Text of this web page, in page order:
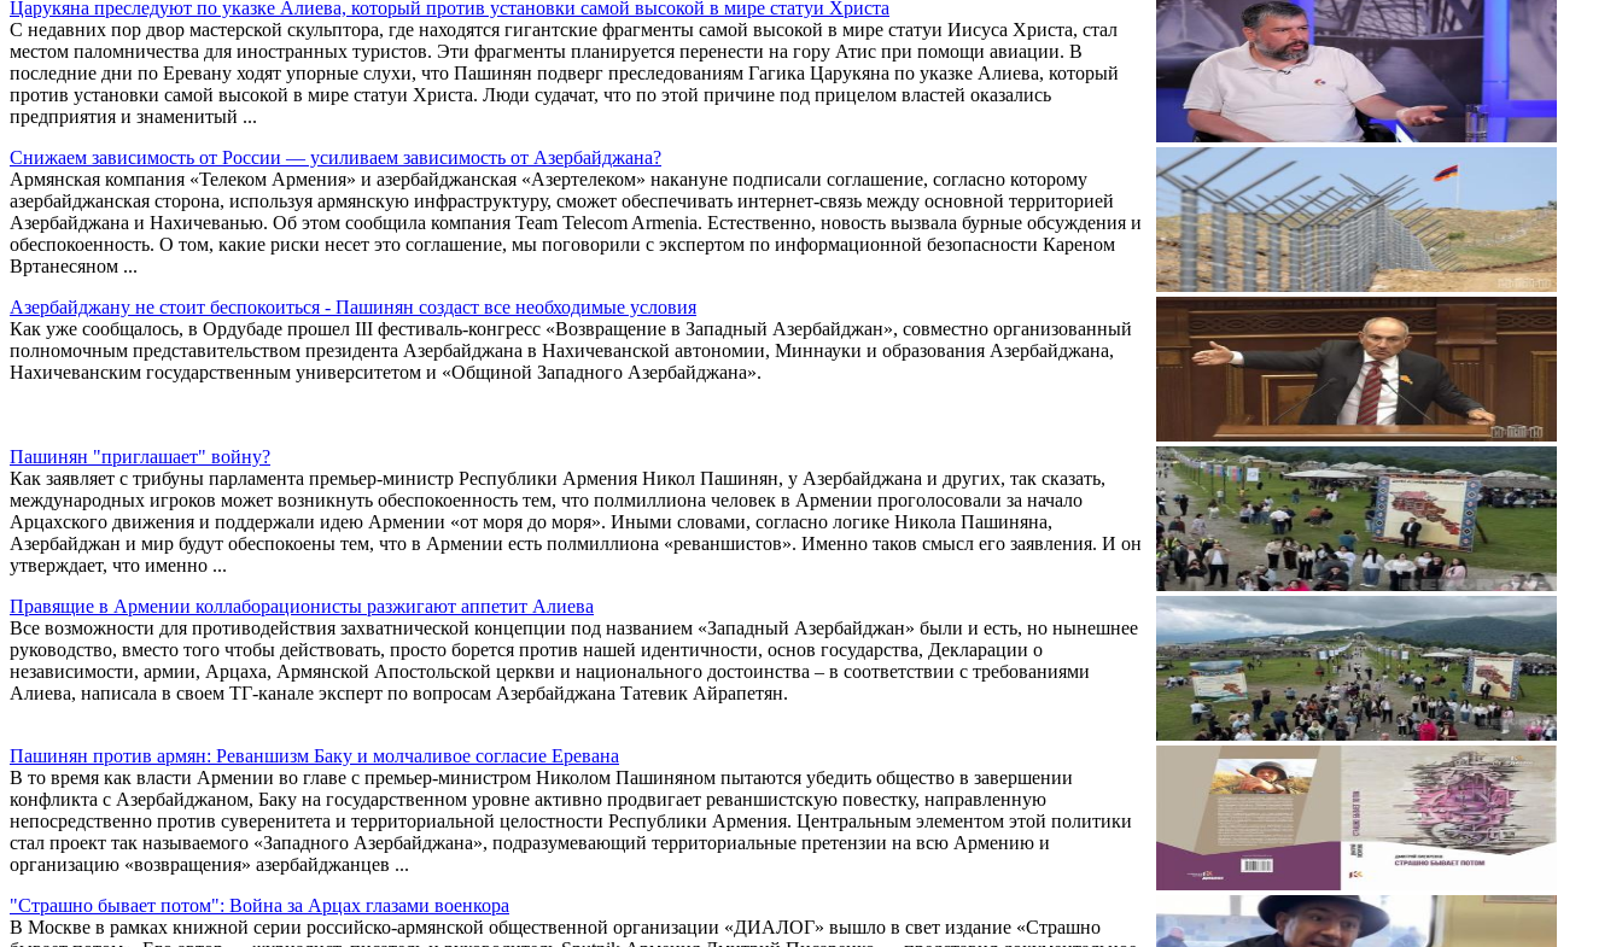
Царукяна преследуют по указке Алиева, который против установки самой высокой в мире статуи Христа
С недавних пор двор мастерской скульптора, где находятся гигантские фрагменты самой высокой в мире статуи Иисуса Христа, стал
местом паломничества для иностранных туристов. Эти фрагменты планируется перенести на гору Атис при помощи авиации. В
последние дни по Еревану ходят упорные слухи, что Пашинян подверг преследованиям Гагика Царукяна по указке Алиева, который
против установки самой высокой в мире статуи Христа. Люди судачат, что по этой причине под прицелом властей оказались
предприятия и знаменитый ...
Снижаем зависимость от России — усиливаем зависимость от Азербайджана?
Армянская компания «Телеком Армения» и азербайджанская «Азертелеком» накануне подписали соглашение, согласно которому
азербайджанская сторона, используя армянскую инфраструктуру, сможет обеспечивать интернет-связь между основной территорией
Азербайджана и Нахичеванью. Об этом сообщила компания Team Telecom Armenia. Естественно, новость вызвала бурные обсуждения и
обеспокоенность. О том, какие риски несет это соглашение, мы поговорили с экспертом по информационной безопасности Кареном
Вртанесяном ...
Азербайджану не стоит беспокоиться - Пашинян создаст все необходимые условия
Как уже сообщалось, в Ордубаде прошел III фестиваль-конгресс «Возвращение в Западный Азербайджан», совместно организованный
полномочным представительством президента Азербайджана в Нахичеванской автономии, Миннауки и образования Азербайджана,
Нахичеванским государственным университетом и «Общиной Западного Азербайджана».
Пашинян "приглашает" войну?
Как заявляет с трибуны парламента премьер-министр Республики Армения Никол Пашинян, у Азербайджана и других, так сказать,
международных игроков может возникнуть обеспокоенность тем, что полмиллиона человек в Армении проголосовали за начало
Арцахского движения и поддержали идею Армении «от моря до моря». Иными словами, согласно логике Никола Пашиняна,
Азербайджан и мир будут обеспокоены тем, что в Армении есть полмиллиона «реваншистов». Именно таков смысл его заявления. И он
утверждает, что именно ...
Правящие в Армении коллаборационисты разжигают аппетит Алиева
Все возможности для противодействия захватнической концепции под названием «Западный Азербайджан» были и есть, но нынешнее
руководство, вместо того чтобы действовать, просто борется против нашей идентичности, основ государства, Декларации о
независимости, армии, Арцаха, Армянской Апостольской церкви и национального достоинства – в соответствии с требованиями
Алиева, написала в своем ТГ-канале эксперт по вопросам Азербайджана Татевик Айрапетян.
Пашинян против армян: Реваншизм Баку и молчаливое согласие Еревана
В то время как власти Армении во главе с премьер-министром Николом Пашиняном пытаются убедить общество в завершении
конфликта с Азербайджаном, Баку на государственном уровне активно продвигает реваншистскую повестку, направленную
непосредственно против суверенитета и территориальной целостности Республики Армения. Центральным элементом этой политики
стал проект так называемого «Западного Азербайджана», подразумевающий территориальные претензии на всю Армению и
организацию «возвращения» азербайджанцев ...
"Страшно бывает потом": Война за Арцах глазами военкора
В Москве в рамках книжной серии российско-армянской общественной организации «ДИАЛОГ» вышло в свет издание «Страшно